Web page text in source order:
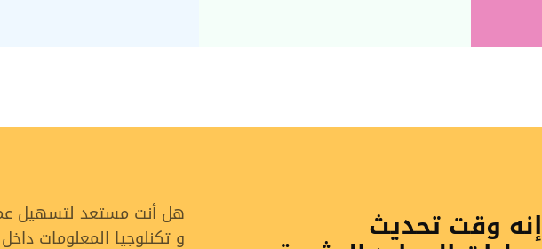
إنه وقت تحديث
هل أنت مستعد لتسهيل
و تكنلوجيا المعلومات